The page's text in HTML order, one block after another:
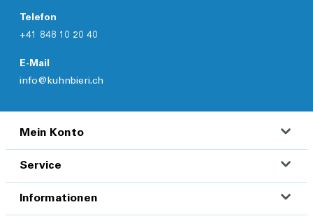
Telefon
+41 848 10 20 40
E-Mail
info@kuhnbieri.ch
Mein Konto
Service
Informationen